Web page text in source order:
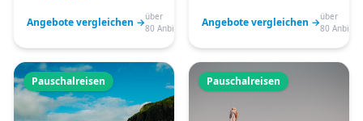
Angebote vergleichen →über
80 Anbieter
Angebote vergleichen →über
80
Pauschalreisen Pauschalreisen